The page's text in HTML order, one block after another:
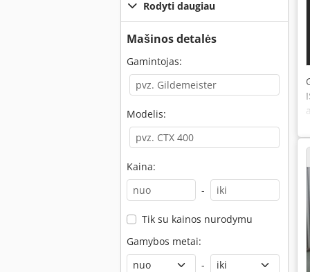
Rodyti daugiau
Mašinos detalės
Gamintojas:
Modelis:
Kaina:
-
Tik su kainos nurodymu
Gamybos metai:
-